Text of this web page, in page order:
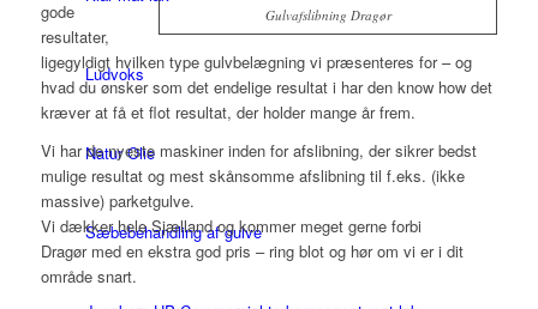
Ludvoks
Natur Olie
Sæbebehandling af gulve
Gulvafslibning Dragør
gode
resultater,
ligegyldigt hvilken type gulvbelægning vi præsenteres for – og
hvad du ønsker som det endelige resultat i har den know how det
kræver at få et flot resultat, der holder mange år frem.
Vi har de nyeste maskiner inden for afslibning, der sikrer bedst
mulige resultat og mest skånsomme afslibning til f.eks. (ikke
massive) parketgulve.
Vi dækker hele Sjælland og kommer meget gerne forbi
Dragør med en ekstra god pris – ring blot og hør om vi er i dit
område snart.